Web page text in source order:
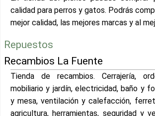
calidad para perros y gatos. Podrás
mejor calidad, las mejores marcas y al
Repuestos
Recambios La Fuente
Tienda de recambios. Cerrajería,
mobiliario y jardín, electricidad, baño y
y mesa, ventilación y calefacción,
agricultura, herramientas, seguridad y